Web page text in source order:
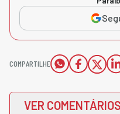
COMPARTILHE
VER COMENTÁRIOS